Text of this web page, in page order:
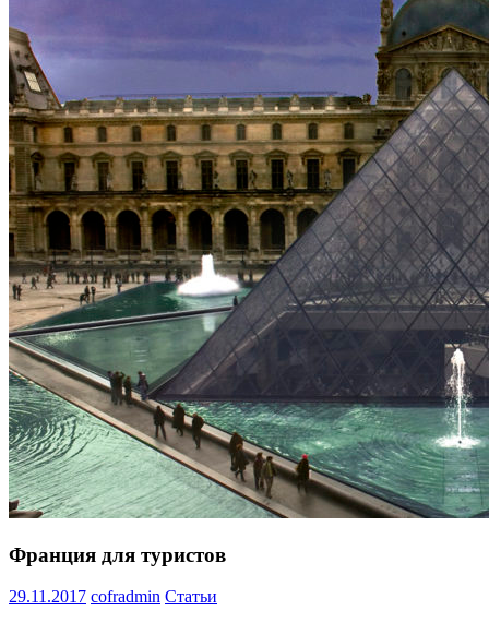
Франция для туристов
29.11.2017 cofradmin Статьи